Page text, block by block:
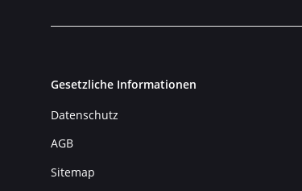
Gesetzliche Informationen
Datenschutz
AGB
Sitemap